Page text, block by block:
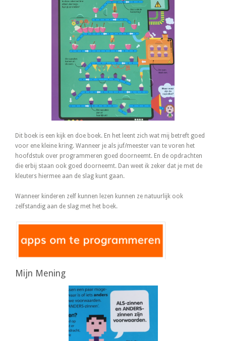
Dit boek is een kijk en doe boek. En het leent zich wat mij betreft goed
voor ene kleine kring. Wanneer je als juf/meester van te voren het
hoofdstuk over programmeren goed doorneemt. En de opdrachten
die erbij staan ook goed doorneemt. Dan weet ik zeker dat je met de
kleuters hiermee aan de slag kunt gaan.
Wanneer kinderen zelf kunnen lezen kunnen ze natuurlijk ook
zelfstandig aan de slag met het boek.
Mijn Mening